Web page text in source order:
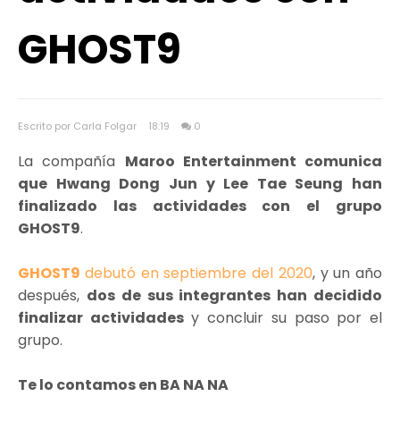
GHOST9
Escrito por Carla Folgar 18:19 0
La compañía Maroo Entertainment comunica
que Hwang Dong Jun y Lee Tae Seung han
finalizado las actividades con el grupo
GHOST9.
GHOST9 debutó en septiembre del 2020, y un año
después, dos de sus integrantes han decidido
finalizar actividadesy concluir su paso por el
grupo.
Te lo contamos en BA NA NA